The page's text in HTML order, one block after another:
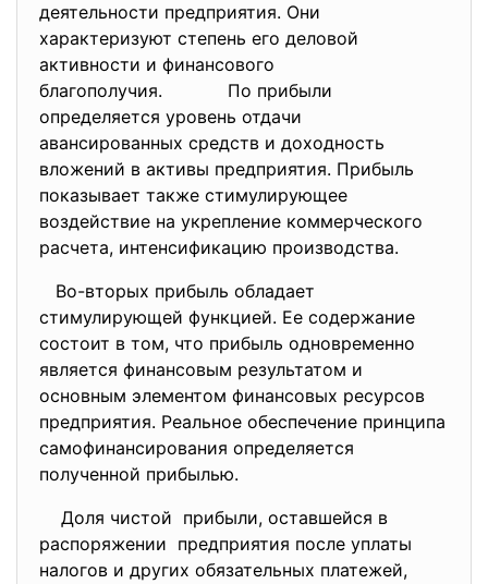
деятельности предприятия. Они
характеризуют степень его деловой
активности и финансового
благополучия. По прибыли
определяется уровень отдачи
авансированных средств и доходность
вложений в активы предприятия. Прибыль
показывает также стимулирующее
воздействие на укрепление коммерческого
расчета, интенсификацию производства.
Во-вторых прибыль обладает
стимулирующей функцией. Ее содержание
состоит в том, что прибыль одновременно
является финансовым результатом и
основным элементом финансовых ресурсов
предприятия. Реальное обеспечение принципа
самофинансирования определяется
полученной прибылью.
Доля чистой прибыли, оставшейся в
распоряжении предприятия после уплаты
налогов и других обязательных платежей,